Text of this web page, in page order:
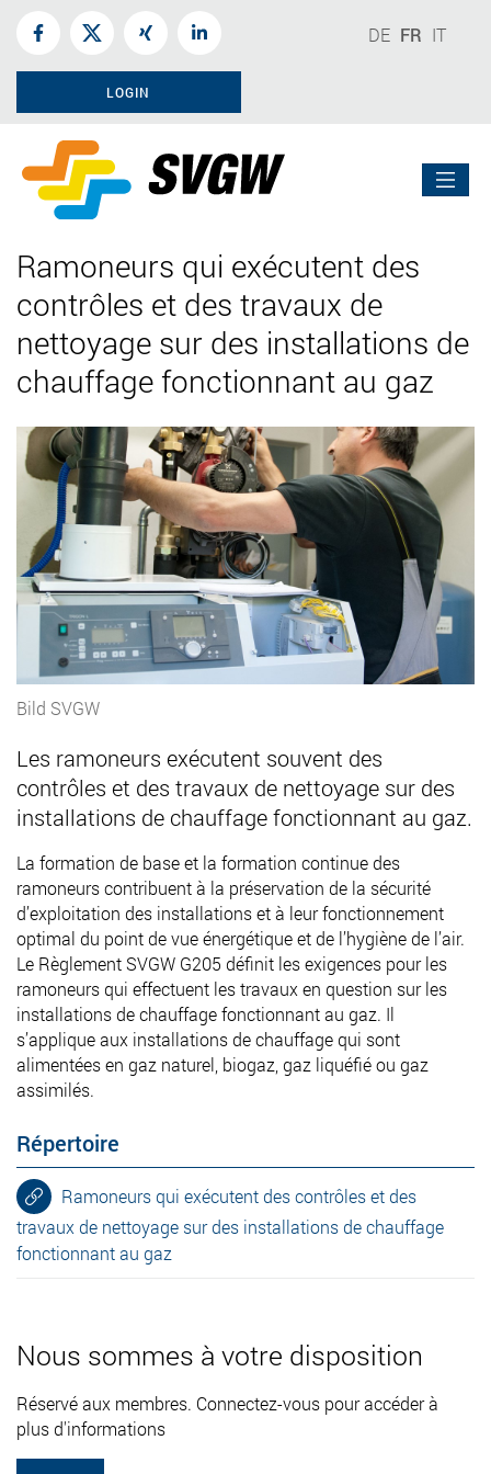
DE FR IT
LOGIN
Ramoneurs qui exécutent des
contrôles et des travaux de
nettoyage sur des installations de
chauffage fonctionnant au gaz
Bild SVGW
Les ramoneurs exécutent souvent des
contrôles et des travaux de nettoyage sur des
installations de chauffage fonctionnant au gaz.
La formation de base et la formation continue des
ramoneurs contribuent à la préservation de la sécurité
d’exploitation des installations et à leur fonctionnement
optimal du point de vue énergétique et de l’hygiène de l’air.
Le Règlement SVGW G205 définit les exigences pour les
ramoneurs qui effectuent les travaux en question sur les
installations de chauffage fonctionnant au gaz. Il
s’applique aux installations de chauffage qui sont
alimentées en gaz naturel, biogaz, gaz liquéfié ou gaz
assimilés.
Répertoire
Ramoneurs qui exécutent des contrôles et des
travaux de nettoyage sur des installations de chauffage
fonctionnant au gaz
Nous sommes à votre disposition
Réservé aux membres. Connectez-vous pour accéder à
plus d'informations